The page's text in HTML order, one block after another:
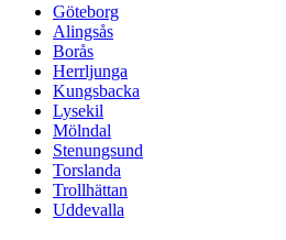
Göteborg
Alingsås
Borås
Herrljunga
Kungsbacka
Lysekil
Mölndal
Stenungsund
Torslanda
Trollhättan
Uddevalla